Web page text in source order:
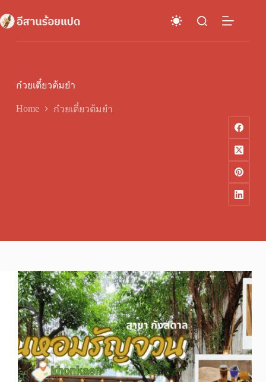
to
content
ก๋วยเตี๋ยวต้มยำ
Home ก๋วยเตี๋ยวต้มยำ